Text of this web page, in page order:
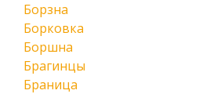
Борзна
Борковка
Боршна
Брагинцы
Браница